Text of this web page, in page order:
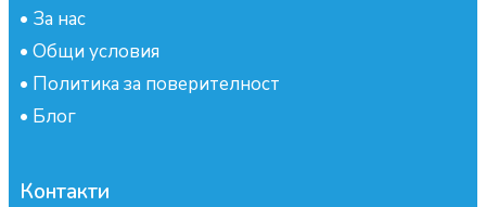
• За нас
• Общи условия
• Политика за поверителност
• Блог
Контакти